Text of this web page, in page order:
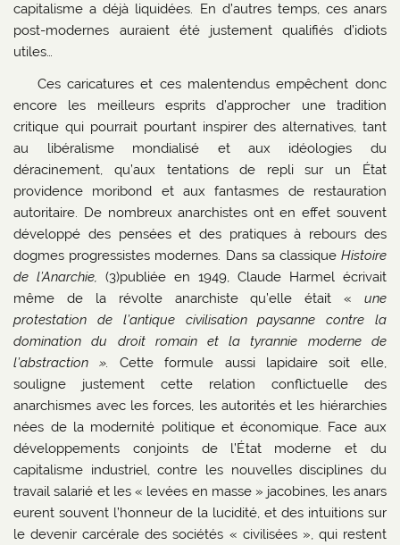
capitalisme a déjà liquidées. En d’autres temps, ces anars
post-modernes auraient été justement qualifiés d’idiots
utiles…
Ces caricatures et ces malentendus empêchent donc
encore les meilleurs esprits d’approcher une tradition
critique qui pourrait pourtant inspirer des alternatives, tant
au libéralisme mondialisé et aux idéologies du
déracinement, qu’aux tentations de repli sur un État
providence moribond et aux fantasmes de restauration
autoritaire. De nombreux anarchistes ont en effet souvent
développé des pensées et des pratiques à rebours des
dogmes progressistes modernes. Dans sa classique Histoire
de l’Anarchie,(3)publiée en 1949, Claude Harmel écrivait
même de la révolte anarchiste qu’elle était « une
protestation de l’antique civilisation paysanne contre la
domination du droit romain et la tyrannie moderne de
l’abstraction ».Cette formule aussi lapidaire soit elle,
souligne justement cette relation conflictuelle des
anarchismes avec les forces, les autorités et les hiérarchies
nées de la modernité politique et économique. Face aux
développements conjoints de l’État moderne et du
capitalisme industriel, contre les nouvelles disciplines du
travail salarié et les « levées en masse » jacobines, les anars
eurent souvent l’honneur de la lucidité, et des intuitions sur
le devenir carcérale des sociétés « civilisées », qui restent